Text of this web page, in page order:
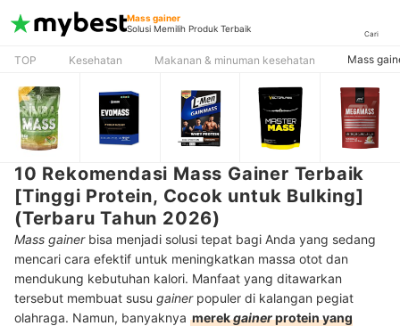
Mass gainer
Solusi Memilih Produk Terbaik
Cari
TOP Kesehatan Makanan & minuman kesehatan Mass
10 Rekomendasi Mass Gainer Terbaik
[Tinggi Protein, Cocok untuk Bulking]
(Terbaru Tahun 2026)
Mass gainerbisa menjadi solusi tepat bagi Anda yang sedang
mencari cara efektif untuk meningkatkan massa otot dan
mendukung kebutuhan kalori. Manfaat yang ditawarkan
tersebut membuat susu gainerpopuler di kalangan pegiat
olahraga. Namun, banyaknya merekgainerprotein yang